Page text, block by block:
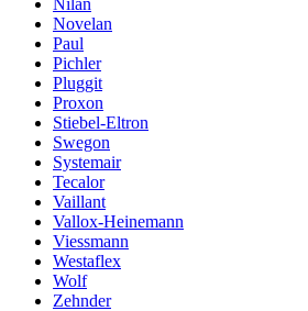
Nilan
Novelan
Paul
Pichler
Pluggit
Proxon
Stiebel-Eltron
Swegon
Systemair
Tecalor
Vaillant
Vallox-Heinemann
Viessmann
Westaflex
Wolf
Zehnder